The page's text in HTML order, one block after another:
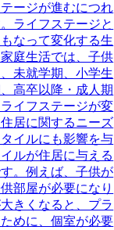
ージが進むにつれ
ライフステージと
なって変化する生
庭生活では、子供
未就学期、小学生
高卒以降・成人期
イフステージが変
居に関するニーズ
イルにも影響を与
ルが住居に与える
。例えば、子供が
部屋が必要になり
きくなると、プラ
めに、個室が必要